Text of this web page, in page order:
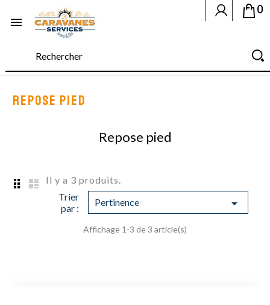

0
REPOSE PIED
Repose pied
Il y a 3 produits.
Trier
par :
Pertinence 
Affichage 1-3 de 3 article(s)